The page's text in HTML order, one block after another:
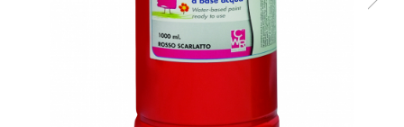
Amenajări camere senzoriale
Echipamente camere senzoriale